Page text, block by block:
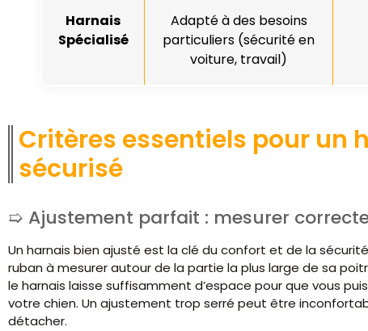
Harnais
Spécialisé
Adapté à des besoins
particuliers (sécurité en
voiture, travail)
Critères essentiels pour un
sécurisé
Ajustement parfait : mesurer
Un harnais bien ajusté est la clé du confort et de la
ruban à mesurer autour de la partie la plus large de sa
le harnais laisse suffisamment d’espace pour que vous
votre chien. Un ajustement trop serré peut être
détacher.